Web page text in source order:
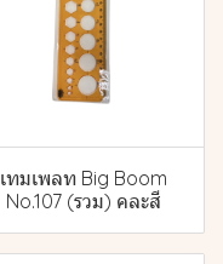
เทมเพลท Big Boom
No.107 (รวม) คละสี